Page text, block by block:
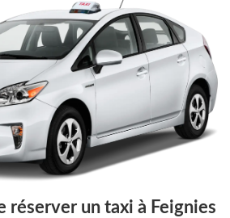
réserver un taxi à Feignies